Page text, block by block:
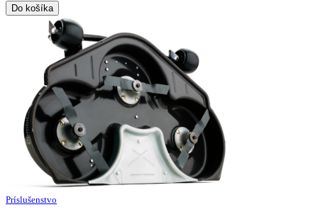
Do košíka
Príslušenstvo